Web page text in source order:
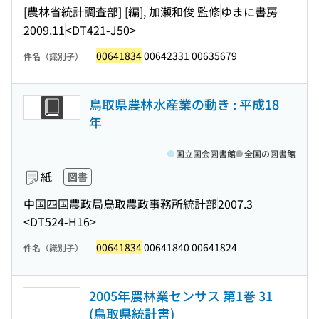
[農林省統計調査部] [編], 加瀬和俊 監修ゆまに書房
2009.11<DT421-J50>
件名（識別子） 0064183400642331 00635679
鳥取県農林水産業の動き : 平成18
年
紙 図書
中国四国農政局鳥取農政事務所統計部2007.3
<DT524-H16>
国立国会図書館 全国の図書館
件名（識別子） 0064183400641840 00641824
2005年農林業センサス 第1巻 31
(鳥取県統計書)